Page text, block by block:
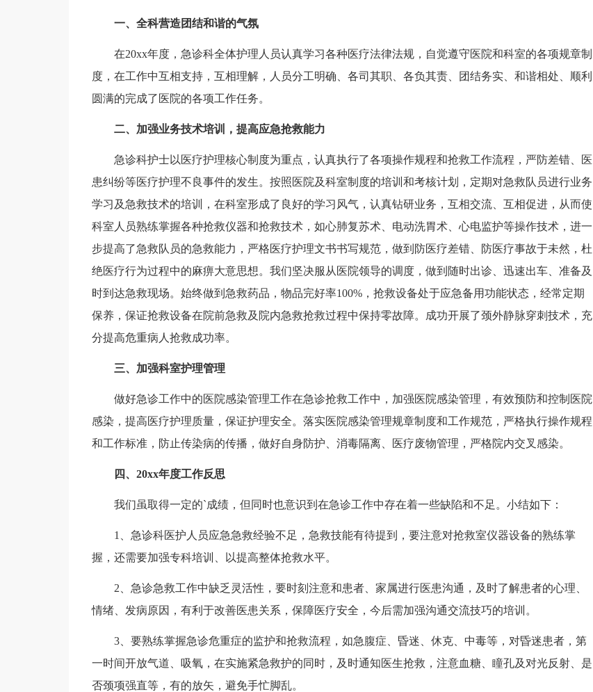
一、全科营造团结和谐的气氛
在20xx年度，急诊科全体护理人员认真学习各种医疗法律法规，自觉遵守医院和科室的各项规章制
度，在工作中互相支持，互相理解，人员分工明确、各司其职、各负其责、团结务实、和谐相处、顺利
圆满的完成了医院的各项工作任务。
二、加强业务技术培训，提高应急抢救能力
急诊科护士以医疗护理核心制度为重点，认真执行了各项操作规程和抢救工作流程，严防差错、医
患纠纷等医疗护理不良事件的发生。按照医院及科室制度的培训和考核计划，定期对急救队员进行业务
学习及急救技术的培训，在科室形成了良好的学习风气，认真钻研业务，互相交流、互相促进，从而使
科室人员熟练掌握各种抢救仪器和抢救技术，如心肺复苏术、电动洗胃术、心电监护等操作技术，进一
步提高了急救队员的急救能力，严格医疗护理文书书写规范，做到防医疗差错、防医疗事故于未然，杜
绝医疗行为过程中的麻痹大意思想。我们坚决服从医院领导的调度，做到随时出诊、迅速出车、准备及
时到达急救现场。始终做到急救药品，物品完好率100%，抢救设备处于应急备用功能状态，经常定期
保养，保证抢救设备在院前急救及院内急救抢救过程中保持零故障。成功开展了颈外静脉穿刺技术，充
分提高危重病人抢救成功率。
三、加强科室护理管理
做好急诊工作中的医院感染管理工作在急诊抢救工作中，加强医院感染管理，有效预防和控制医院
感染，提高医疗护理质量，保证护理安全。落实医院感染管理规章制度和工作规范，严格执行操作规程
和工作标准，防止传染病的传播，做好自身防护、消毒隔离、医疗废物管理，严格院内交叉感染。
四、20xx年度工作反思
我们虽取得一定的`成绩，但同时也意识到在急诊工作中存在着一些缺陷和不足。小结如下：
1、急诊科医护人员应急急救经验不足，急救技能有待提到，要注意对抢救室仪器设备的熟练掌
握，还需要加强专科培训、以提高整体抢救水平。
2、急诊急救工作中缺乏灵活性，要时刻注意和患者、家属进行医患沟通，及时了解患者的心理、
情绪、发病原因，有利于改善医患关系，保障医疗安全，今后需加强沟通交流技巧的培训。
3、要熟练掌握急诊危重症的监护和抢救流程，如急腹症、昏迷、休克、中毒等，对昏迷患者，第
一时间开放气道、吸氧，在实施紧急救护的同时，及时通知医生抢救，注意血糖、瞳孔及对光反射、是
否颈项强直等，有的放矢，避免手忙脚乱。